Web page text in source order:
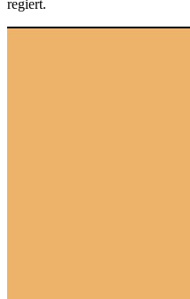
regiert.